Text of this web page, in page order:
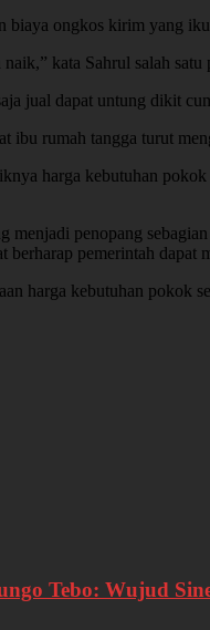
biaya ongkos kirim yang
kata Sahrul salah
jual dapat untung dikit
ibu rumah tangga turut
harga kebutuhan
penopang
pemerintah
harga kebutuhan pokok
Tebo: Wujud